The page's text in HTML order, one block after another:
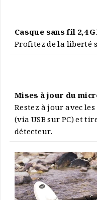
Casque sans fil 2,4
Profitez de la liberté
Mises à jour du
Restez à jour avec
(via USB sur PC) et
détecteur.